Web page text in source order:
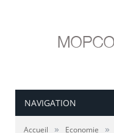
NAVIGATION
Accueil » Economie »